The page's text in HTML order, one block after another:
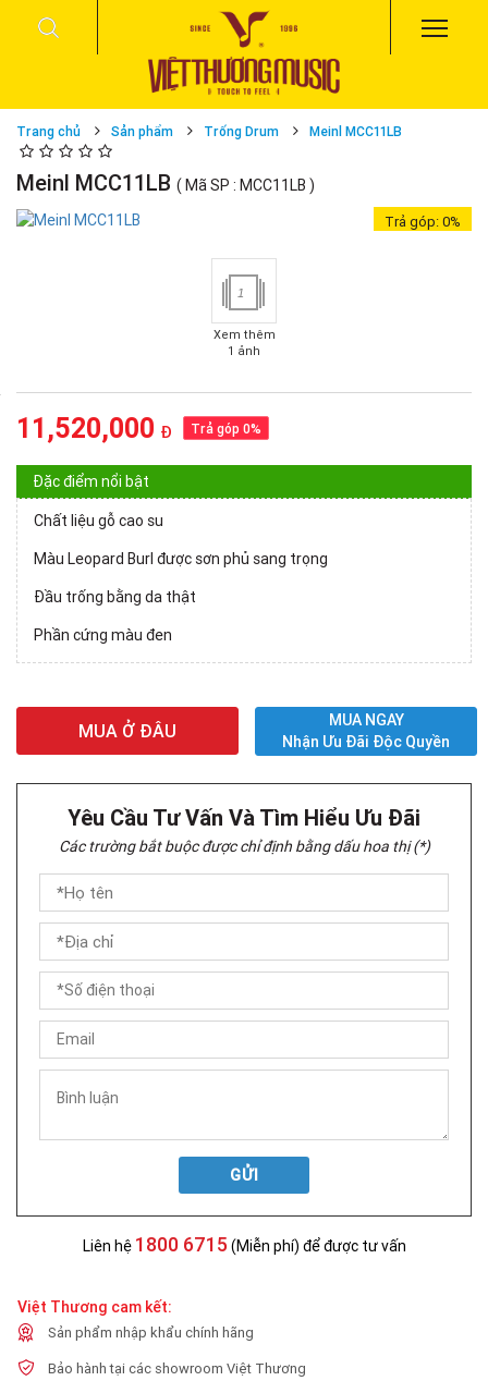
Trang chủ Sản phẩm Trống Drum Meinl MCC11LB
Meinl MCC11LB ( Mã SP : MCC11LB )
Trả góp:0%
1
Xem thêm
1 ảnh
11,520,000 Đ Trả góp 0%
Đặc điểm nổi bật
Chất liệu gỗ cao su
Màu Leopard Burl được sơn phủ sang trọng
Đầu trống bằng da thật
Phần cứng màu đen
MUA Ở ĐÂU
MUA NGAY
Nhận Ưu Đãi Độc Quyền
Yêu Cầu Tư Vấn Và Tìm Hiểu Ưu Đãi
Các trường bắt buộc được chỉ định bằng dấu hoa thị (*)
GỬI
Liên hệ 1800 6715 (Miễn phí) để được tư vấn
Việt Thương cam kết:
Sản phẩm nhập khẩu chính hãng
Bảo hành tại các showroom Việt Thương